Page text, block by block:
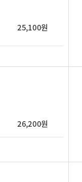
25,100원
26,200원